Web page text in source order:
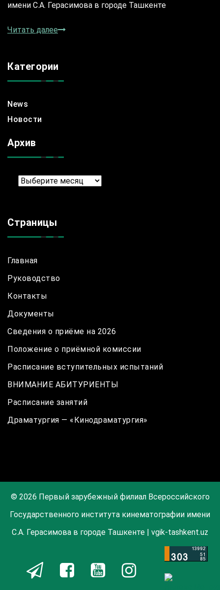
имени С.А. Герасимова в городе Ташкенте
Читать далее
Категории
News
Новости
Архив
Архив
Страницы
Главная
Руководство
Контакты
Документы
Сведения о приёме на 2026
Положение о приёмной комиссии
Расписание вступительных испытаний
ВНИМАНИЕ АБИТУРИЕНТЫ
Расписание занятий
Драматургия — «Кинодраматургия»
© 2026 Первый зарубежный филиал Всероссийского
Государственного института кинематографии имени
С.А. Герасимова в городе Ташкенте | vgik-tashkent.uz